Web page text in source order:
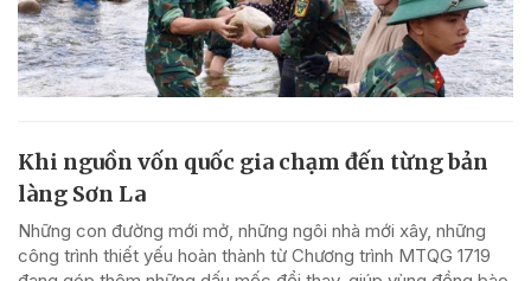
Khi nguồn vốn quốc gia chạm đến từng bản
làng Sơn La
Những con đường mới mở, những ngôi nhà mới xây, những
công trình thiết yếu hoàn thành từ Chương trình MTQG 1719